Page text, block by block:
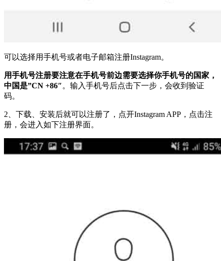
可以选择用手机号或者电子邮箱注册Instagram。
用手机号注册要注意在手机号前边需要选择你手机号的国家，
中国是”CN +86″。输入手机号后点击下一步，会收到验证
码。
2、下载、安装后就可以注册了，点开Instagram APP，点击注
册，会进入如下注册界面。